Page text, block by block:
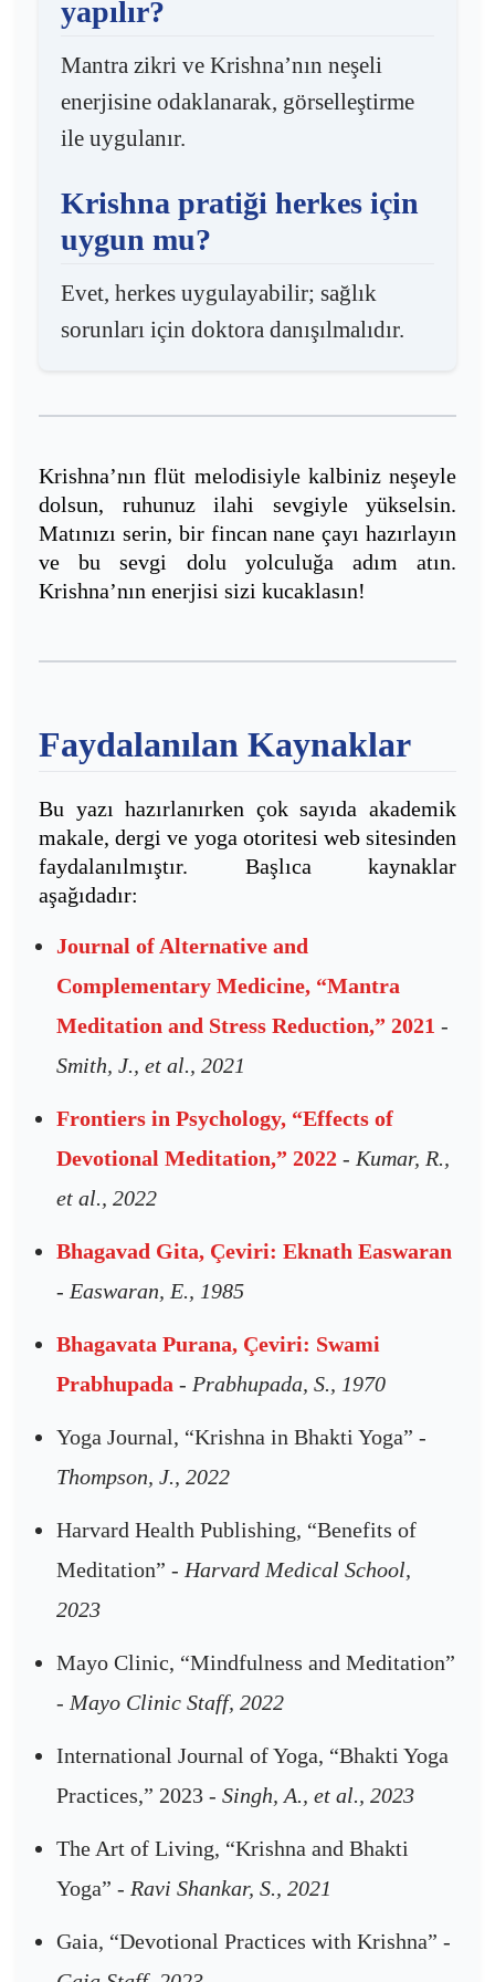
yapılır?
Mantra zikri ve Krishna’nın neşeli
enerjisine odaklanarak, görselleştirme
ile uygulanır.
Krishna pratiği herkes için
uygun mu?
Evet, herkes uygulayabilir; sağlık
sorunları için doktora danışılmalıdır.
Krishna’nın flüt melodisiyle kalbiniz neşeyle
dolsun, ruhunuz ilahi sevgiyle yükselsin.
Matınızı serin, bir fincan nane çayı hazırlayın
ve bu sevgi dolu yolculuğa adım atın.
Krishna’nın enerjisi sizi kucaklasın!
Faydalanılan Kaynaklar
Bu yazı hazırlanırken çok sayıda akademik
makale, dergi ve yoga otoritesi web sitesinden
faydalanılmıştır. Başlıca kaynaklar
aşağıdadır:
Journal of Alternative and
Complementary Medicine, “Mantra
Meditation and Stress Reduction,” 2021 -
Smith, J., et al., 2021
Frontiers in Psychology, “Effects of
Devotional Meditation,” 2022 - Kumar, R.,
et al., 2022
Bhagavad Gita, Çeviri: Eknath Easwaran
- Easwaran, E., 1985
Bhagavata Purana, Çeviri: Swami
Prabhupada - Prabhupada, S., 1970
Yoga Journal, “Krishna in Bhakti Yoga” -
Thompson, J., 2022
Harvard Health Publishing, “Benefits of
Meditation” - Harvard Medical School,
2023
Mayo Clinic, “Mindfulness and Meditation”
- Mayo Clinic Staff, 2022
International Journal of Yoga, “Bhakti Yoga
Practices,” 2023 - Singh, A., et al., 2023
The Art of Living, “Krishna and Bhakti
Yoga” - Ravi Shankar, S., 2021
Gaia, “Devotional Practices with Krishna” -